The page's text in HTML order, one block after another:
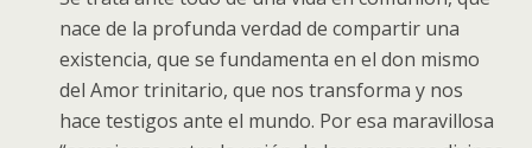
nace de la profunda verdad de compartir una
existencia, que se fundamenta en el don mismo
del Amor trinitario, que nos transforma y nos
hace testigos ante el mundo. Por esa maravillosa